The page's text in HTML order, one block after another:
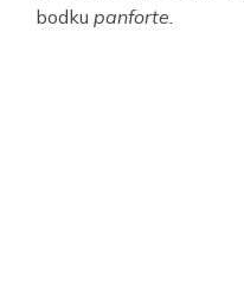
bodku panforte.